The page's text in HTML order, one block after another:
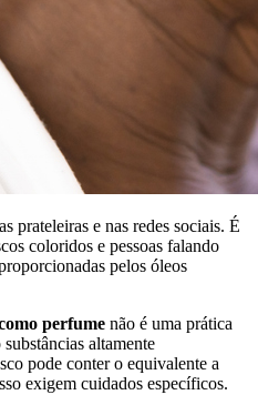
prateleiras e nas redes sociais. É
coloridos e pessoas falando
pelos óleos
perfume não é uma prática
altamente
pode conter o equivalente a
exigem cuidados específicos.